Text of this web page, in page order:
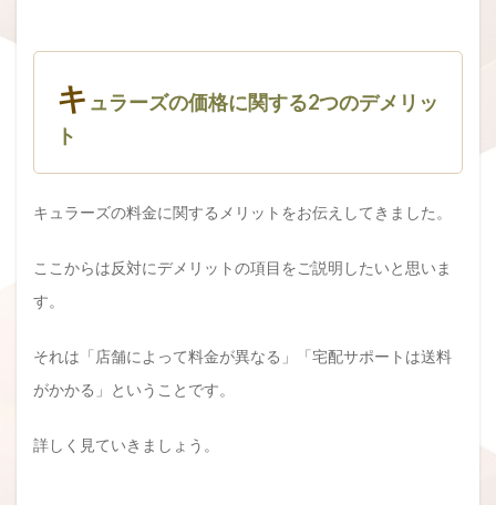
キ ュラーズの価格に関する2つのデメリッ
ト
キュラーズの料金に関するメリットをお伝えしてきました。
ここからは反対にデメリットの項目をご説明したいと思いま
す。
それは「店舗によって料金が異なる」「宅配サポートは送料
がかかる」ということです。
詳しく見ていきましょう。